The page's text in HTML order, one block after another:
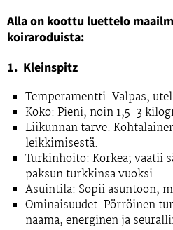
Alla on koottu luettelo
koiraroduista:
1. Kleinspitz
Temperamentti: Valpas,
Koko: Pieni, noin 1,5-3
Liikunnan tarve:
leikkimisestä.
Turkinhoito: Korkea; vaatii
paksun turkkinsa vuoksi.
Asuintila: Sopii asuntoon,
Ominaisuudet: Pörröinen
naama, energinen ja